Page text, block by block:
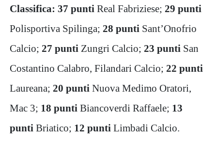
Classifica: 37 punti Real Fabriziese; 29 punti
Polisportiva Spilinga; 28 punti Sant’Onofrio
Calcio; 27 punti Zungri Calcio; 23 punti San
Costantino Calabro, Filandari Calcio; 22 punti
Laureana; 20 punti Nuova Medimo Oratori,
Mac 3; 18 punti Biancoverdi Raffaele; 13
punti Briatico; 12 punti Limbadi Calcio.